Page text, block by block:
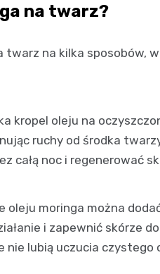
na twarz?
na kilka sposobów,
kropel oleju na
ruchy od środka
całą noc i regenerować
oleju moringa można
i zapewnić skórze
lubią uczucia czystego